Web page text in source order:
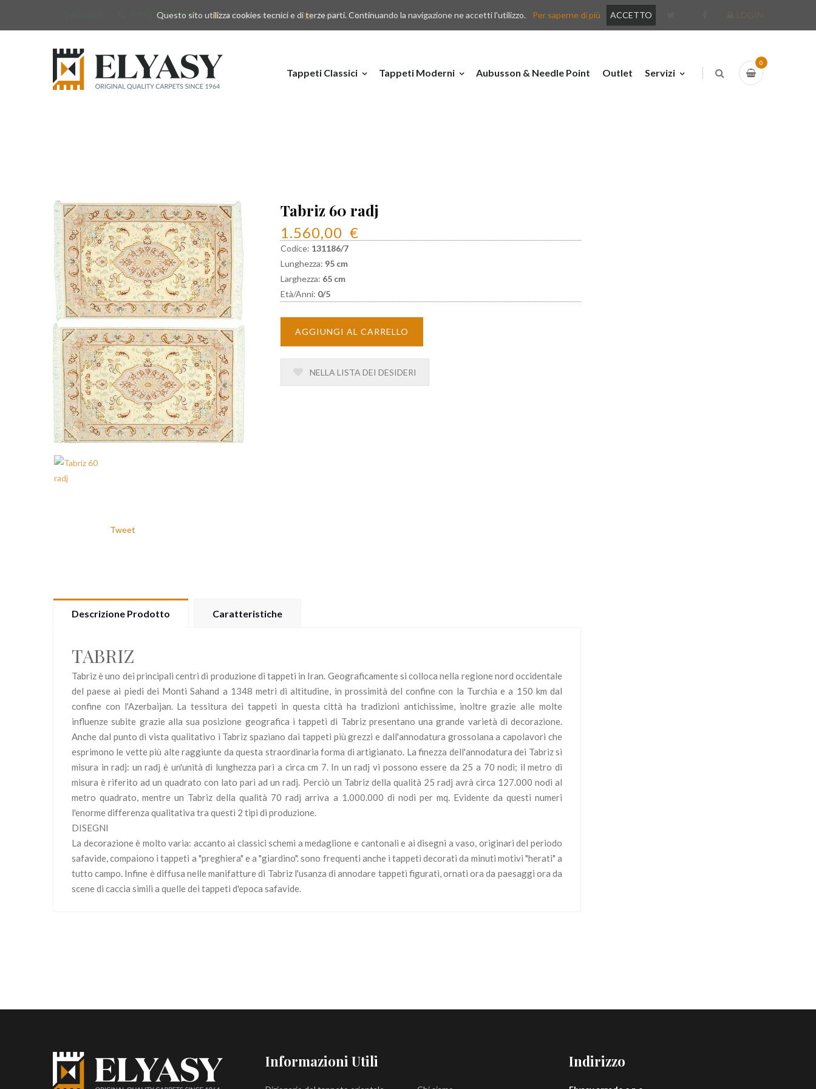
+39 377 3375788 info@elyasy.com SHOP ONLINE
Tappeti Classici Tappeti Moderni Aubusson & Needle Point Outlet Servizi
0
Tweet
Tabriz 60 radj
1.560,00 €
Codice: 131186/7
Lunghezza: 95 cm
Larghezza: 65 cm
Età/Anni: 0/5
AGGIUNGI AL CARRELLO
NELLA LISTA DEI DESIDERI
Descrizione Prodotto Caratteristiche
TABRIZ
Tabriz è uno dei principali centri di produzione di tappeti in Iran. Geograficamente si colloca nella regione nord occidentale
del paese ai piedi dei Monti Sahand a 1348 metri di altitudine, in prossimità del confine con la Turchia e a 150 km dal
confine con l'Azerbaijan. La tessitura dei tappeti in questa città ha tradizioni antichissime, inoltre grazie alle molte
influenze subite grazie alla sua posizione geografica i tappeti di Tabriz presentano una grande varietà di decorazione.
Anche dal punto di vista qualitativo i Tabriz spaziano dai tappeti più grezzi e dall'annodatura grossolana a capolavori che
esprimono le vette più alte raggiunte da questa straordinaria forma di artigianato. La finezza dell'annodatura dei Tabriz si
misura in radj: un radj è un'unità di lunghezza pari a circa cm 7. In un radj vi possono essere da 25 a 70 nodi; il metro di
misura è riferito ad un quadrato con lato pari ad un radj. Perciò un Tabriz della qualità 25 radj avrà circa 127.000 nodi al
metro quadrato, mentre un Tabriz della qualità 70 radj arriva a 1.000.000 di nodi per mq. Evidente da questi numeri
l'enorme differenza qualitativa tra questi 2 tipi di produzione.
DISEGNI
La decorazione è molto varia: accanto ai classici schemi a medaglione e cantonali e ai disegni a vaso, originari del periodo
safavide, compaiono i tappeti a "preghiera" e a "giardino". sono frequenti anche i tappeti decorati da minuti motivi "herati" a
tutto campo. Infine è diffusa nelle manifatture di Tabriz l'usanza di annodare tappeti figurati, ornati ora da paesaggi ora da
scene di caccia simili a quelle dei tappeti d'epoca safavide.
Informazioni Utili Indirizzo
Questo sito utilizza cookies tecnici e di terze parti. Continuando la navigazione ne accetti l'utilizzo. Per saperne di più ACCETTO